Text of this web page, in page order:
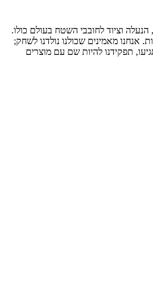
הגדול בעולם והוא נגיש לכולם - רק צריך לצאת החוצה. מותג הספורט, ביגוד השטח והפנאי האמריקאי, מציע למעלה מ-80 שנה ביגוד, הנעלה וציוד לחובבי השטח בעולם כולו.
אנחנו מאמינים שכולנו נולדנו לשחק;
תפקידנו להיות שם עם מוצרים